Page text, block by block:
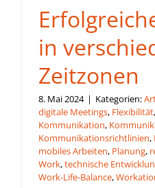
in
Zeitzonen
8. Mai 2024 | Kategorien:
digitale Meetings, Flexibilität,
Kommunikation,
Kommunikationsrichtlinien,
mobiles Arbeiten, Planung,
Work,technische
Work-Life-Balance,